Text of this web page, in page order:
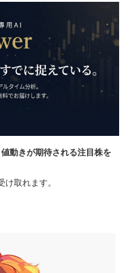
値動きが期待される注目株を
取れます。